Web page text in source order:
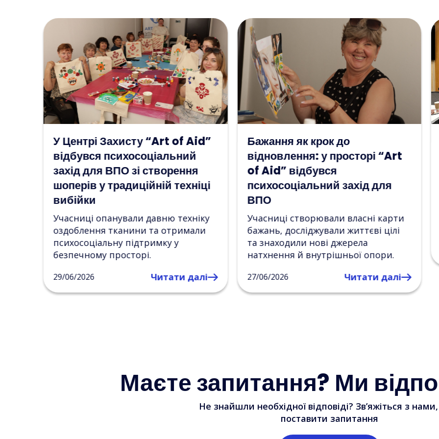
Бажання як крок до
відновлення: у просторі “Art
of Aid” відбувся
психосоціальний захід для
ВПО
Учасниці створювали власні карти
бажань, досліджували життєві цілі
та знаходили нові джерела
натхнення й внутрішньої опори.
27/06/2026 Читати далі
ГО «Art of Aid» розпочала
співпрацю з Офісом
Омбудсмана у
Дніпропетровській області
У межах цього партнерства було
проведено перший спільний
психосоціальний захід.
23/06/2026 Читати далі
Маєте запитання? Ми
Не знайшли необхідної відповіді? Зв’яжіться з
поставити запитання